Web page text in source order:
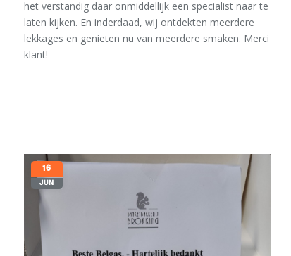
• Tablet van de zaak
• Vakantie per jaar 25 dagen en ATV per jaar 13 dagen
volgens cao. TechniekNederland
• Bedrijfskleding wordt ter beschikking gesteld
het verstandig daar onmiddellijk een specialist naar te
laten kijken. En inderdaad, wij ontdekten meerdere
lekkages en genieten nu van meerdere smaken. Merci
klant!
16
JUN